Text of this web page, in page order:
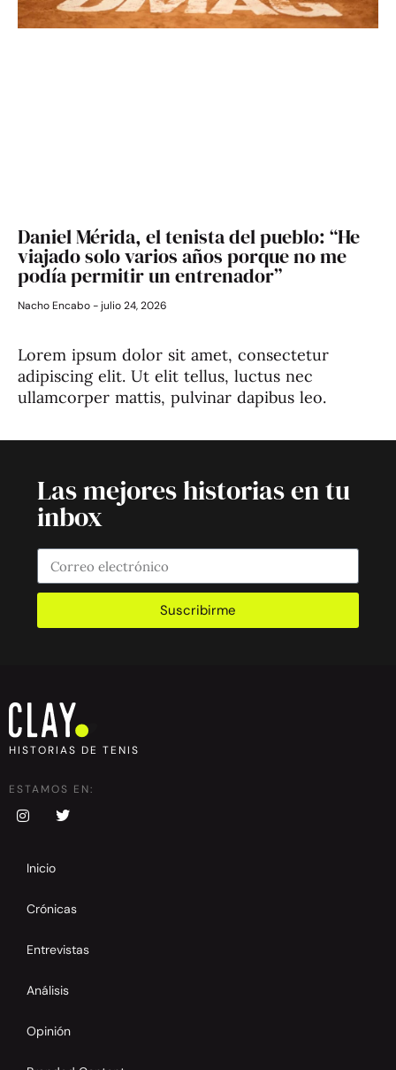
Daniel Mérida, el tenista del pueblo: “He
viajado solo varios años porque no me
podía permitir un entrenador”
Nacho Encabo julio 24, 2026
Lorem ipsum dolor sit amet, consectetur
adipiscing elit. Ut elit tellus, luctus nec
ullamcorper mattis, pulvinar dapibus leo.
Las mejores historias en tu
inbox
Suscribirme
HISTORIAS DE TENIS
ESTAMOS EN:
Inicio
Crónicas
Entrevistas
Análisis
Opinión